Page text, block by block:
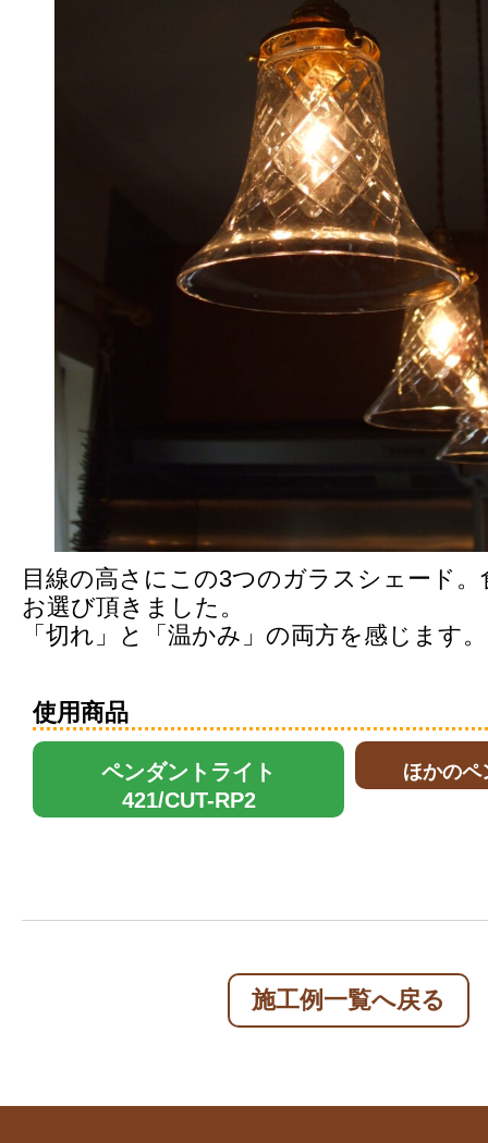
目線の高さにこの3つのガラスシェード
お選び頂きました。
「切れ」と「温かみ」の両方を感じます。
使用商品
ペンダントライト
421/CUT-RP2
ほかのペ
施工例一覧へ戻る